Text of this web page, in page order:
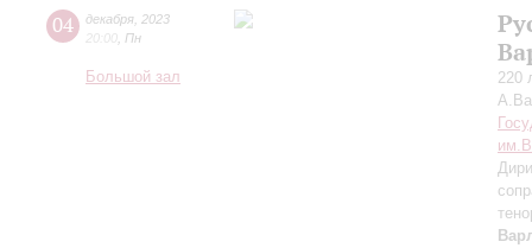
04 декабря 2023
20:00 Пн
Большой зал
220